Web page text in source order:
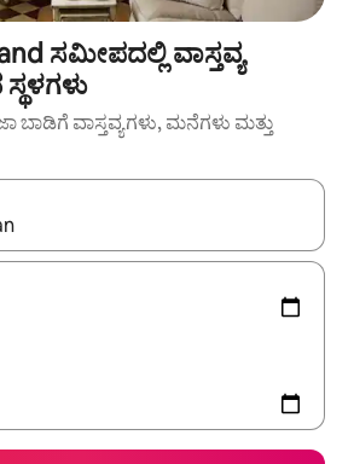
ಸಮೀಪದಲ್ಲಿ ವಾಸ್ತವ್ಯ
ಬಾಡಿಗೆ ವಾಸ್ತವ್ಯಗಳು, ಮನೆಗಳು ಮತ್ತು
ಅಪ್ ಮತ್ತು ಡೌನ್ ಬಾಣದ ಕೀಲಿಗಳೊಂದಿಗೆ